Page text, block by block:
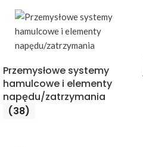
Przemysłowe systemy
hamulcowe i elementy
napędu/zatrzymania
(38)